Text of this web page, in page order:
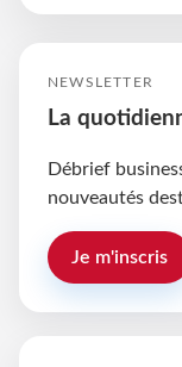
NEWSLETTER
La
Débrief
nouveautés
Je m'inscris